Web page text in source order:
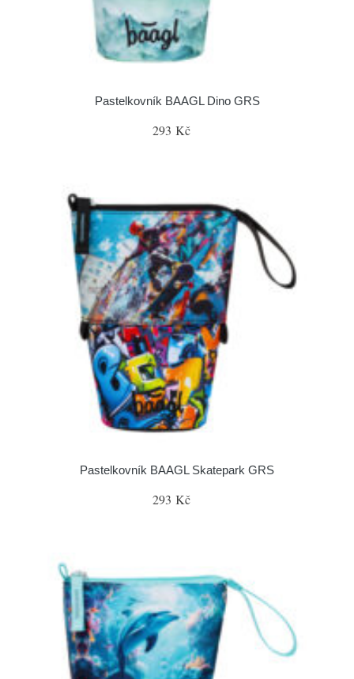
Pastelkovník BAAGL Dino GRS
293 Kč
Pastelkovník BAAGL Skatepark GRS
293 Kč